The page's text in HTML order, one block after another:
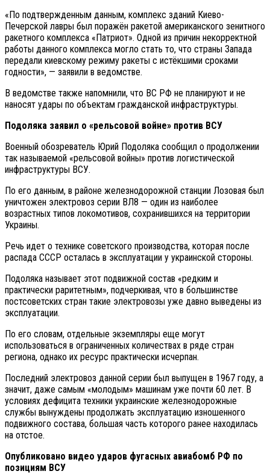
«По подтвержденным данным, комплекс зданий Киево-
Печерской лавры был поражён ракетой американского зенитного
ракетного комплекса «Патриот». Одной из причин некорректной
работы данного комплекса могло стать то, что страны Запада
передали киевскому режиму ракеты с истёкшими сроками
годности», — заявили в ведомстве.
В ведомстве также напомнили, что ВС РФ не планируют и не
наносят удары по объектам гражданской инфраструктуры.
Подоляка заявил о «рельсовой войне» против ВСУ
Военный обозреватель Юрий Подоляка сообщил о продолжении
так называемой «рельсовой войны» против логистической
инфраструктуры ВСУ.
По его данным, в районе железнодорожной станции Лозовая был
уничтожен электровоз серии ВЛ8 — один из наиболее
возрастных типов локомотивов, сохранившихся на территории
Украины.
Речь идет о технике советского производства, которая после
распада СССР осталась в эксплуатации у украинской стороны.
Подоляка называет этот подвижной состав «редким и
практически раритетным», подчеркивая, что в большинстве
постсоветских стран такие электровозы уже давно выведены из
эксплуатации.
По его словам, отдельные экземпляры еще могут
использоваться в ограниченных количествах в ряде стран
региона, однако их ресурс практически исчерпан.
Последний электровоз данной серии был выпущен в 1967 году, а
значит, даже самым «молодым» машинам уже почти 60 лет. В
условиях дефицита техники украинские железнодорожные
службы вынуждены продолжать эксплуатацию изношенного
подвижного состава, большая часть которого ранее находилась
на отстое.
Опубликовано видео ударов фугасных авиабомб РФ по
позициям ВСУ